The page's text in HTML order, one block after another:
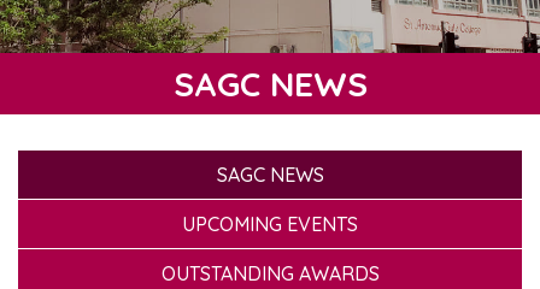
SAGC NEWS
SAGC NEWS
UPCOMING EVENTS
OUTSTANDING AWARDS